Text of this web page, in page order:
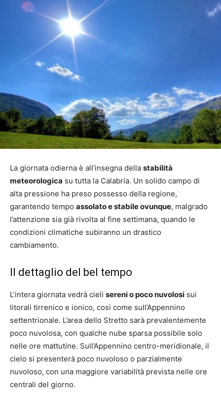
La giornata odierna è all’insegna della stabilità
meteorologica su tutta la Calabria. Un solido campo di
alta pressione ha preso possesso della regione,
garantendo tempo assolato e stabile ovunque, malgrado
l’attenzione sia già rivolta al fine settimana, quando le
condizioni climatiche subiranno un drastico
cambiamento.
Il dettaglio del bel tempo
L’intera giornata vedrà cieli sereni o poco nuvolosi sui
litorali tirrenico e ionico, così come sull’Appennino
settentrionale. L’area dello Stretto sarà prevalentemente
poco nuvolosa, con qualche nube sparsa possibile solo
nelle ore mattutine. Sull’Appennino centro-meridionale, il
cielo si presenterà poco nuvoloso o parzialmente
nuvoloso, con una maggiore variabilità prevista nelle ore
centrali del giorno.